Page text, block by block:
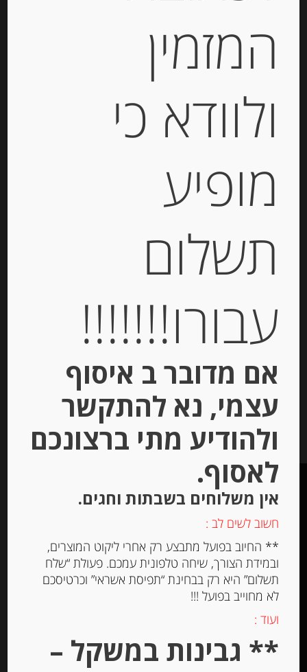
21.30
המחיר ל-100 גר
הוספה לסל
תקנון האתר
הצהרת נגישות
האתר עוצב ונבנה ע”י –
המזמין
ולוודא כי
מופיע
תשלום
עבורו!!!!!!!
אם מדובר ב איסוף
עצמי, נא להתקשר
ולהודיע מתי ברצונכם
לאסוף.
אין משלוחים בשבתות וחגים.
חשוב לשים לב :
** החיוב בפועל מתבצע רק אחרי ליקוט המוצרים,
ובמידת הצורך, שיחה טלפונית עמכם. פעולת “שלח
תשלום” היא רק בבחינת “תפיסת אשראי” וכרטיסכם
לא מחוייב בפועל !!!
ועוד :
** גבינות במשקל –